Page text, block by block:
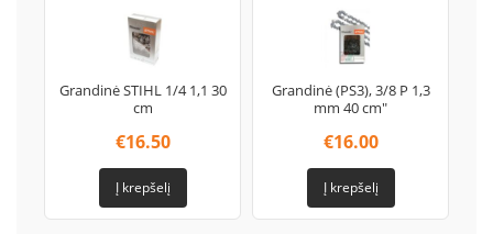
Grandinė STIHL 1/4 1,1 30
cm
€16.50
Į krepšelį
Grandinė (PS3), 3/8 P 1,3
mm 40 cm"
€16.00
Į krepšelį